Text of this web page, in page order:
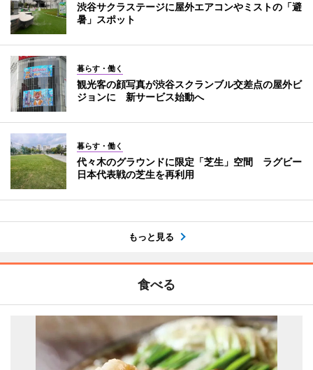
渋谷サクラステージに屋外エアコンやミストの「避
暑」スポット
暮らす・働く
観光客の顔写真が渋谷スクランブル交差点の屋外ビ
ジョンに 新サービス始動へ
暮らす・働く
代々木のグラウンドに限定「芝生」空間 ラグビー
日本代表戦の芝生を再利用
もっと見る
食べる